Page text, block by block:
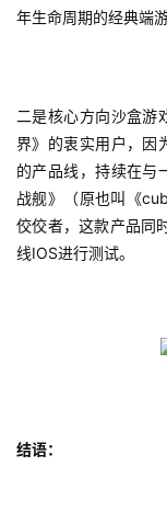
2
5
第
十
三
届
金
月
年生命周期的经典端
二是核心方向沙盒游
界》的衷实用户，因
的产品线，持续在与
战舰》（原也叫《
佼佼者，这款产品同
线IOS进行测试。
结语：